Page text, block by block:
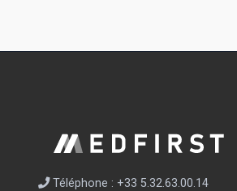
Téléphone : +33 5.32.63.00.14